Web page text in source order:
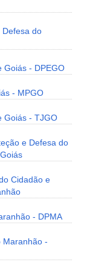
Defesa do
Goiás - DPEGO
- MPGO
Goiás - TJGO
e Defesa do
Cidadão e
- DPMA
Maranhão -